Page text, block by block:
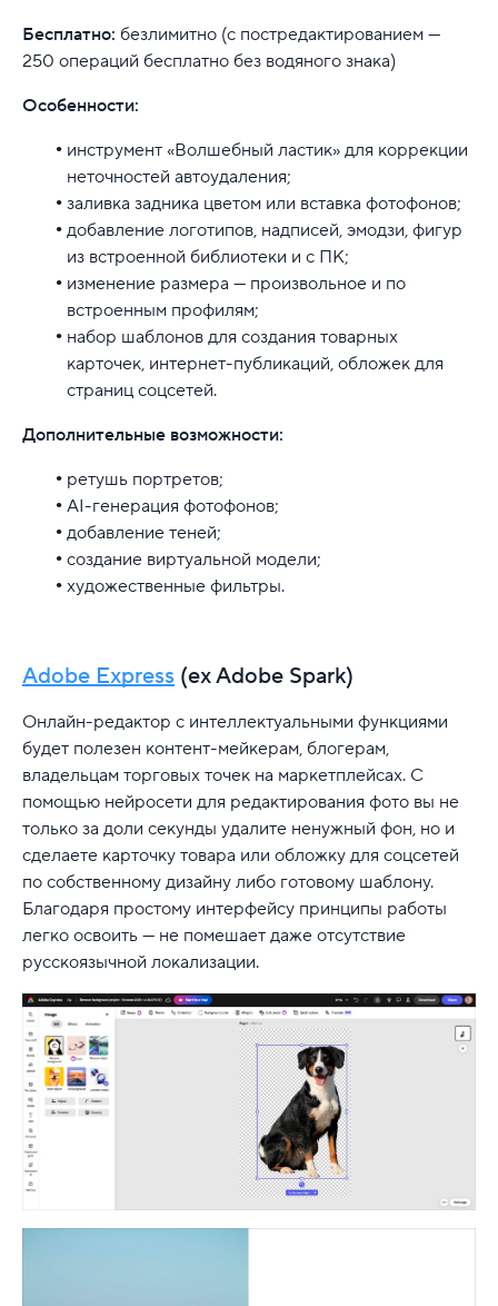
Бесплатно: безлимитно (с постредактированием —
250 операций бесплатно без водяного знака)
Особенности:
инструмент «Волшебный ластик» для коррекции
неточностей автоудаления;
заливка задника цветом или вставка фотофонов;
добавление логотипов, надписей, эмодзи, фигур
из встроенной библиотеки и с ПК;
изменение размера — произвольное и по
встроенным профилям;
набор шаблонов для создания товарных
карточек, интернет-публикаций, обложек для
страниц соцсетей.
Дополнительные возможности:
ретушь портретов;
AI-генерация фотофонов;
добавление теней;
создание виртуальной модели;
художественные фильтры.
Adobe Express (ex Adobe Spark)
Онлайн-редактор с интеллектуальными функциями
будет полезен контент-мейкерам, блогерам,
владельцам торговых точек на маркетплейсах. C
помощью нейросети для редактирования фото вы не
только за доли секунды удалите ненужный фон, но и
сделаете карточку товара или обложку для соцсетей
по собственному дизайну либо готовому шаблону.
Благодаря простому интерфейсу принципы работы
легко освоить — не помешает даже отсутствие
русскоязычной локализации.